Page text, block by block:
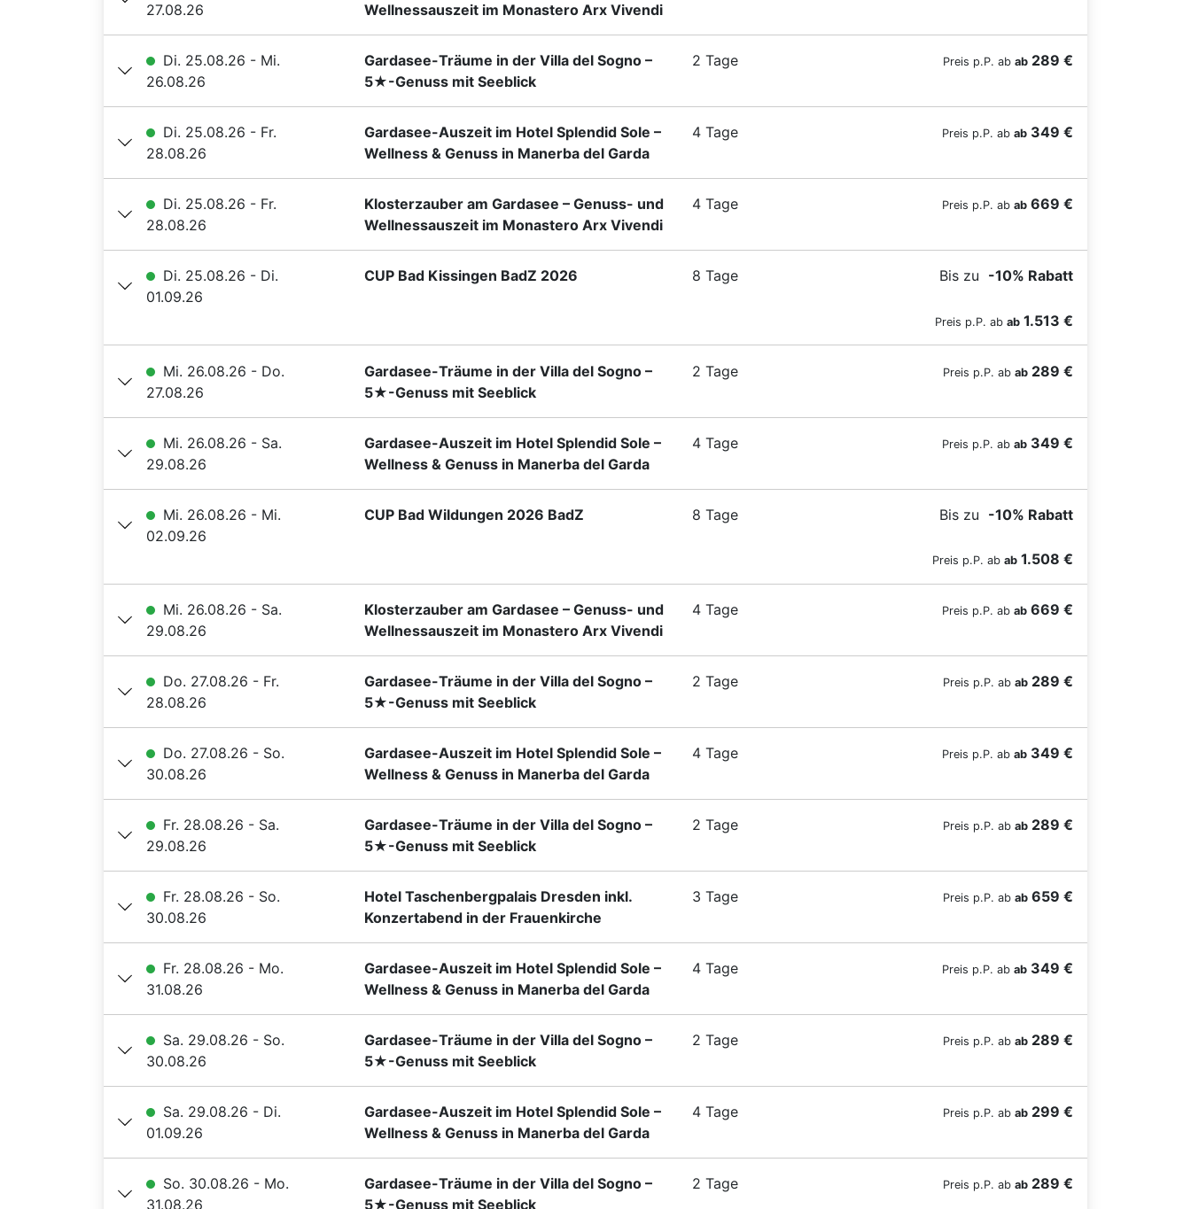
27.08.26
Wellnessauszeit im Monastero Arx Vivendi
Di. 25.08.26 - Mi.
26.08.26
Gardasee-Träume in der Villa del Sogno –
5★-Genuss mit Seeblick
2 Tage Preis p.P. ab ab 289 €
Di. 25.08.26 - Fr.
28.08.26
Gardasee-Auszeit im Hotel Splendid Sole –
Wellness & Genuss in Manerba del Garda
4 Tage Preis p.P. ab ab 349 €
Di. 25.08.26 - Fr.
28.08.26
Klosterzauber am Gardasee – Genuss- und
Wellnessauszeit im Monastero Arx Vivendi
4 Tage Preis p.P. ab ab 669 €
Di. 25.08.26 - Di.
01.09.26
CUP Bad Kissingen BadZ 2026 8 Tage Bis zu -10% Rabatt
Preis p.P. ab ab 1.513 €
Mi. 26.08.26 - Do.
27.08.26
Gardasee-Träume in der Villa del Sogno –
5★-Genuss mit Seeblick
2 Tage Preis p.P. ab ab 289 €
Mi. 26.08.26 - Sa.
29.08.26
Gardasee-Auszeit im Hotel Splendid Sole –
Wellness & Genuss in Manerba del Garda
4 Tage Preis p.P. ab ab 349 €
Mi. 26.08.26 - Mi.
02.09.26
CUP Bad Wildungen 2026 BadZ 8 Tage Bis zu -10% Rabatt
Preis p.P. ab ab 1.508 €
Mi. 26.08.26 - Sa.
29.08.26
Klosterzauber am Gardasee – Genuss- und
Wellnessauszeit im Monastero Arx Vivendi
4 Tage Preis p.P. ab ab 669 €
Do. 27.08.26 - Fr.
28.08.26
Gardasee-Träume in der Villa del Sogno –
5★-Genuss mit Seeblick
2 Tage Preis p.P. ab ab 289 €
Do. 27.08.26 - So.
30.08.26
Gardasee-Auszeit im Hotel Splendid Sole –
Wellness & Genuss in Manerba del Garda
4 Tage Preis p.P. ab ab 349 €
Fr. 28.08.26 - Sa.
29.08.26
Gardasee-Träume in der Villa del Sogno –
5★-Genuss mit Seeblick
2 Tage Preis p.P. ab ab 289 €
Fr. 28.08.26 - So.
30.08.26
Hotel Taschenbergpalais Dresden inkl.
Konzertabend in der Frauenkirche
3 Tage Preis p.P. ab ab 659 €
Fr. 28.08.26 - Mo.
31.08.26
Gardasee-Auszeit im Hotel Splendid Sole –
Wellness & Genuss in Manerba del Garda
4 Tage Preis p.P. ab ab 349 €
Sa. 29.08.26 - So.
30.08.26
Gardasee-Träume in der Villa del Sogno –
5★-Genuss mit Seeblick
2 Tage Preis p.P. ab ab 289 €
Sa. 29.08.26 - Di.
01.09.26
Gardasee-Auszeit im Hotel Splendid Sole –
Wellness & Genuss in Manerba del Garda
4 Tage Preis p.P. ab ab 299 €
So. 30.08.26 - Mo.
31.08.26
Gardasee-Träume in der Villa del Sogno –
5★-Genuss mit Seeblick
2 Tage Preis p.P. ab ab 289 €